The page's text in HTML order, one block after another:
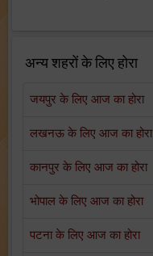
अन्य शहरों के लिए होरा
जयपुर के लिए आज का होरा
लखनऊ के लिए आज का होरा
कानपुर के लिए आज का होरा
भोपाल के लिए आज का होरा
पटना के लिए आज का होरा